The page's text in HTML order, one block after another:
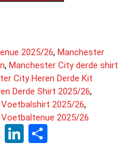
2025/26, Manchester
, Manchester City derde shirt
City Heren Derde Kit
Derde Shirt 2025/26,
Voetbalshirt 2025/26,
2025/26
R
Li